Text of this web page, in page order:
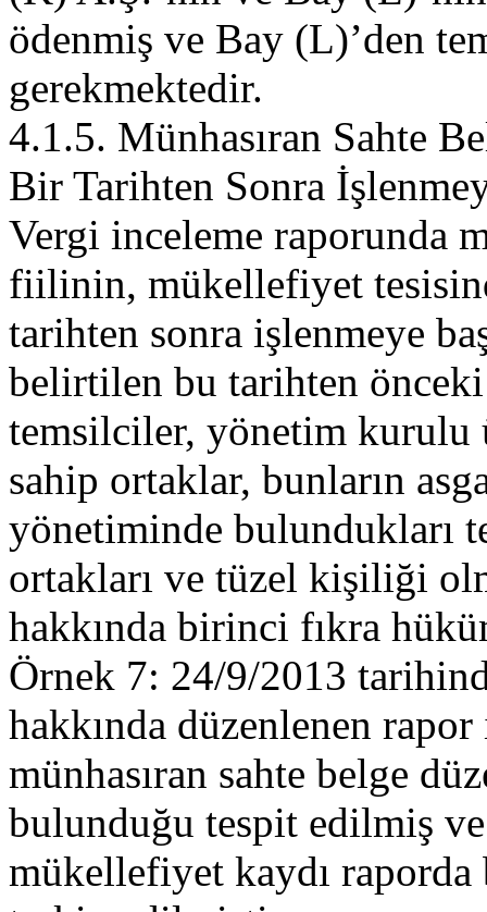
ödenmiş ve Bay (L)’den
gerekmektedir.
4.1.5. Münhasıran Sahte
Bir Tarihten Sonra
Vergi inceleme raporunda
fiilinin, mükellefiyet
tarihten sonra işlenmeye
belirtilen bu tarihten
temsilciler, yönetim kurulu
sahip ortaklar, bunların
yönetiminde bulundukları
ortakları ve tüzel kişiliği
hakkında birinci fıkra
Örnek 7: 24/9/2013
hakkında düzenlenen
münhasıran sahte belge
bulunduğu tespit edilmiş
mükellefiyet kaydı